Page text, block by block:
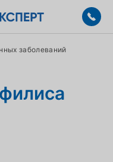
заболеваний